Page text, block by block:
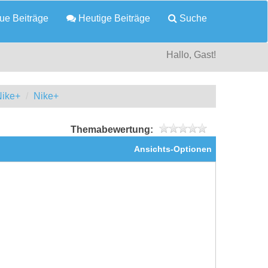
Beiträge Heutige Beiträge Suche
Hallo, Gast!
Nike+
Themabewertung:
Ansichts-Optionen